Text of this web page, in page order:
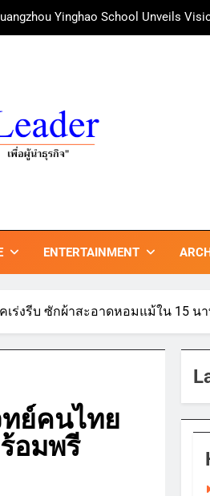
Yinghao School Unveils
จัดสัมมนาทางวิชาการและการตลาดเ
รษา – ผ้าป่าซาเล้งปลอดเหล้าเข้าพรรษ
คมปลอดเหล้า ภายใต้แนวคิด “90 วัน เ
Yinghao School Unveils
จัดสัมมนาทางวิชาการและการตลาดเ
ENTERTAINMENT
เร่งรีบ ซักผ้าสะอาดหอมแม้ใน 15
ทย์คนไทย
อมพรี